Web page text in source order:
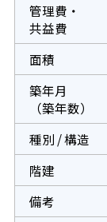
管理費・
共益費
面積
築年月
（築年数）
種別 / 構造
階建
備考